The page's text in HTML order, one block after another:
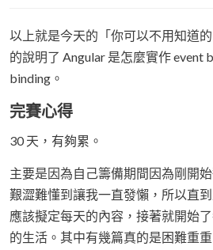
以上就是今天的「你可以不用知道
的說明了 Angular 是怎麼實作 event
binding。
完賽心得
30 天，有夠累。
主要是因為自己籌備期間因為剛開始
艱澀難懂到讓我一直發懶，所以直
應該擬定每天的內容，接著就開始
的生活。其中有幾篇真的是困難重